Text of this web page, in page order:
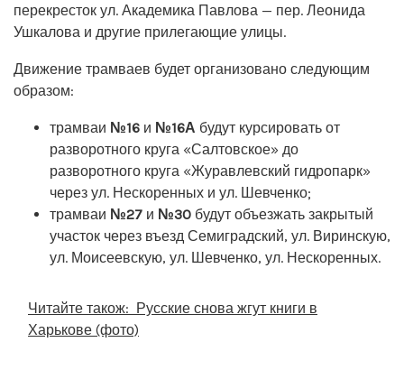
перекресток ул. Академика Павлова — пер. Леонида
Ушкалова и другие прилегающие улицы.
Движение трамваев будет организовано следующим
образом:
трамваи №16 и №16А будут курсировать от
разворотного круга «Салтовское» до
разворотного круга «Журавлевский гидропарк»
через ул. Нескоренных и ул. Шевченко;
трамваи №27 и №30 будут объезжать закрытый
участок через въезд Семиградский, ул. Виринскую,
ул. Моисеевскую, ул. Шевченко, ул. Нескоренных.
Читайте також: Русские снова жгут книги в
Харькове (фото)